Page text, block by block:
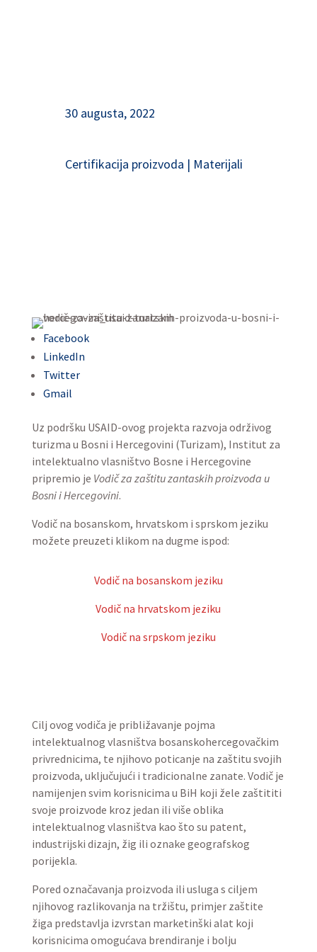
30 augusta, 2022
Certifikacija proizvoda | Materijali
Facebook
LinkedIn
Twitter
Gmail
Uz podršku USAID-ovog projekta razvoja održivog
turizma u Bosni i Hercegovini (Turizam), Institut za
intelektualno vlasništvo Bosne i Hercegovine
pripremio je Vodič za zaštitu zantaskih proizvoda u
Bosni i Hercegovini.
Vodič na bosanskom, hrvatskom i sprskom jeziku
možete preuzeti klikom na dugme ispod:
Vodič na bosanskom jeziku
Vodič na hrvatskom jeziku
Vodič na srpskom jeziku
Cilj ovog vodiča je približavanje pojma
intelektualnog vlasništva bosanskohercegovačkim
privrednicima, te njihovo poticanje na zaštitu svojih
proizvoda, uključujući i tradicionalne zanate. Vodič je
namijenjen svim korisnicima u BiH koji žele zaštititi
svoje proizvode kroz jedan ili više oblika
intelektualnog vlasništva kao što su patent,
industrijski dizajn, žig ili oznake geografskog
porijekla.
Pored označavanja proizvoda ili usluga s ciljem
njihovog razlikovanja na tržištu, primjer zaštite
žiga predstavlja izvrstan marketinški alat koji
korisnicima omogućava brendiranje i bolju